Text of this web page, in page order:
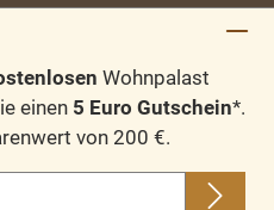
Wohnpalast
einen 5 Euro Gutschein*.
von 200 €.